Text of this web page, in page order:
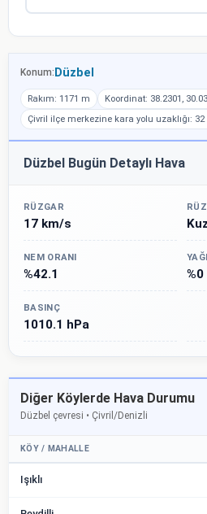
Konum: Düzbel
Rakım: 1171 m
Koordinat: 38.2301,
Çivril ilçe merkezine kara yolu uzaklığı: 32
Düzbel Bugün Detaylı Hava
RÜZGAR
17 km/s
NEM ORANI
%42.1 %0
BASINÇ
1010.1 hPa
Diğer Köylerde Hava Durumu
Düzbel çevresi • Çivril/Denizli
KÖY / MAHALLE
Işıklı